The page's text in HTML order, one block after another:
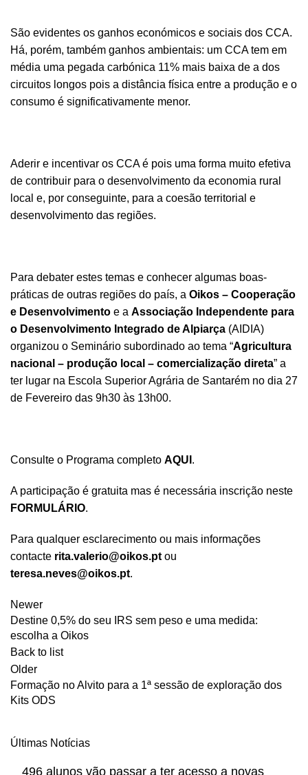
São evidentes os ganhos económicos e sociais dos CCA.
Há, porém, também ganhos ambientais: um CCA tem em
média uma pegada carbónica 11% mais baixa de a dos
circuitos longos pois a distância física entre a produção e o
consumo é significativamente menor.
Aderir e incentivar os CCA é pois uma forma muito efetiva
de contribuir para o desenvolvimento da economia rural
local e, por conseguinte, para a coesão territorial e
desenvolvimento das regiões.
Para debater estes temas e conhecer algumas boas-
práticas de outras regiões do país, a Oikos – Cooperação
e Desenvolvimento e a Associação Independente para
o Desenvolvimento Integrado de Alpiarça (AIDIA)
organizou o Seminário subordinado ao tema “Agricultura
nacional – produção local – comercialização direta” a
ter lugar na Escola Superior Agrária de Santarém no dia 27
de Fevereiro das 9h30 às 13h00.
Consulte o Programa completo AQUI .
A participação é gratuita mas é necessária inscrição neste
FORMULÁRIO.
Para qualquer esclarecimento ou mais informações
contacte rita.valerio@oikos.pt ou
teresa.neves@oikos.pt.
Newer
Destine 0,5% do seu IRS sem peso e uma medida:
escolha a Oikos
Back to list
Older
Formação no Alvito para a 1ª sessão de exploração dos
Kits ODS
Últimas Notícias
496 alunos vão passar a ter acesso a novas